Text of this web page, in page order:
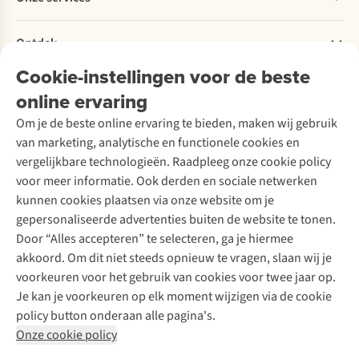
Cookie-instellingen voor de beste
online ervaring
Om je de beste online ervaring te bieden, maken wij gebruik
van marketing, analytische en functionele cookies en
vergelijkbare technologieën. Raadpleeg onze cookie policy
voor meer informatie. Ook derden en sociale netwerken
kunnen cookies plaatsen via onze website om je
gepersonaliseerde advertenties buiten de website te tonen.
Door “Alles accepteren” te selecteren, ga je hiermee
akkoord. Om dit niet steeds opnieuw te vragen, slaan wij je
voorkeuren voor het gebruik van cookies voor twee jaar op.
Je kan je voorkeuren op elk moment wijzigen via de cookie
policy button onderaan alle pagina's.
Onze cookie policy
Retourneren
Bestelling herroepen
Garantie
Contact
Explore More
Verantwoord ondernemen
Over Ayacucho
Onze winkels
Over A.S.Adventure
Toegankelijkheidsverklaring
Ski-onderhoud
Wasservice
Schoenonderhoud
Schoenherstelling
Kledingherstelling
Retouches
Voor bedrijven
Ontdek
A.S.Magazine
Podcast
Explore Academy
Explore Camp
Gear Check
Inspiratie & advies
Meld je aan voor de nieuwsbrief
Follow us
Disclaimer Privacy Policy
Algemene voorwaarden
Cookie Policy